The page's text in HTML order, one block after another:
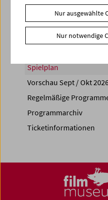
Share on
Spielplan
Vorschau Sept / Okt
Regelmäßige
Programmarchiv
Ticketinformationen
Nur ausgewählte
Nur notwendige